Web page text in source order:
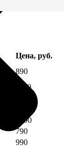
Цена, руб.
890
1190
1490
790
990